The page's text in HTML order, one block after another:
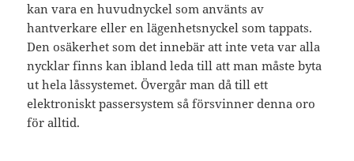
kan vara en huvudnyckel som använts av
hantverkare eller en lägenhetsnyckel som tappats.
Den osäkerhet som det innebär att inte veta var alla
nycklar finns kan ibland leda till att man måste byta
ut hela låssystemet. Övergår man då till ett
elektroniskt passersystem så försvinner denna oro
för alltid.